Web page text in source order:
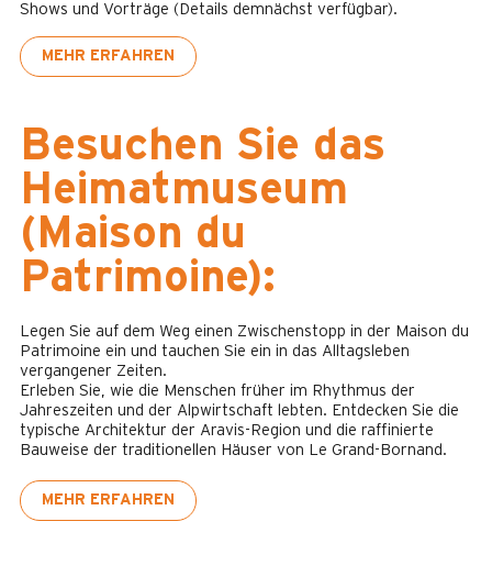
Shows und Vorträge (Details demnächst verfügbar).
MEHR ERFAHREN
Besuchen Sie das
Heimatmuseum
(Maison du
Patrimoine):
Legen Sie auf dem Weg einen Zwischenstopp in der Maison du
Patrimoine ein und tauchen Sie ein in das Alltagsleben
vergangener Zeiten.
Erleben Sie, wie die Menschen früher im Rhythmus der
Jahreszeiten und der Alpwirtschaft lebten. Entdecken Sie die
typische Architektur der Aravis-Region und die raffinierte
Bauweise der traditionellen Häuser von Le Grand-Bornand.
MEHR ERFAHREN